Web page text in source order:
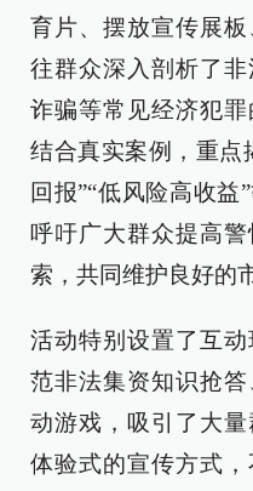
育片、摆放宣传展
往群众深入剖析了
诈骗等常见经济犯
结合真实案例，重点
回报”“低风险高收益
呼吁广大群众提高
索，共同维护良好的
活动特别设置了互
范非法集资知识抢
动游戏，吸引了大量
体验式的宣传方式